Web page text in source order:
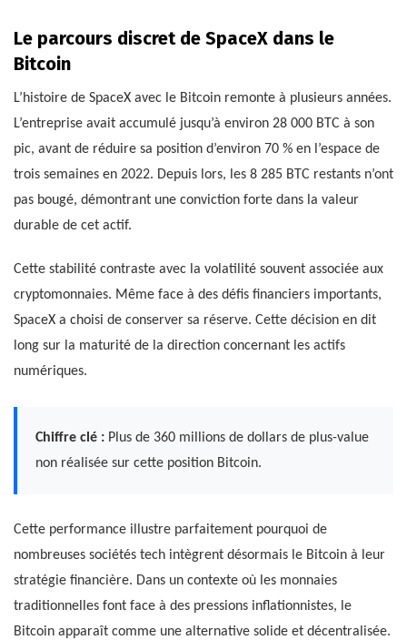
Le parcours discret de SpaceX dans le
Bitcoin
L’histoire de SpaceX avec le Bitcoin remonte à plusieurs années.
L’entreprise avait accumulé jusqu’à environ 28 000 BTC à son
pic, avant de réduire sa position d’environ 70 % en l’espace de
trois semaines en 2022. Depuis lors, les 8 285 BTC restants n’ont
pas bougé, démontrant une conviction forte dans la valeur
durable de cet actif.
Cette stabilité contraste avec la volatilité souvent associée aux
cryptomonnaies. Même face à des défis financiers importants,
SpaceX a choisi de conserver sa réserve. Cette décision en dit
long sur la maturité de la direction concernant les actifs
numériques.
Chiffre clé : Plus de 360 millions de dollars de plus-value
non réalisée sur cette position Bitcoin.
Cette performance illustre parfaitement pourquoi de
nombreuses sociétés tech intègrent désormais le Bitcoin à leur
stratégie financière. Dans un contexte où les monnaies
traditionnelles font face à des pressions inflationnistes, le
Bitcoin apparaît comme une alternative solide et décentralisée.